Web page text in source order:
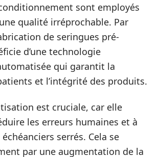
sont employés
qualité irréprochable. Par
de seringues pré-
d’une technologie
qui garantit la
et l’intégrité des produits.
est cruciale, car elle
les erreurs humaines et à
serrés. Cela se
par une augmentation de la